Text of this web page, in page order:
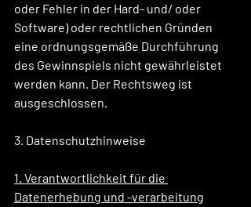
oder Fehler in der Hard- und/ oder
Software) oder rechtlichen Gründen
eine ordnungsgemäße Durchführung
des Gewinnspiels nicht gewährleistet
werden kann. Der Rechtsweg ist
ausgeschlossen.
3. Datenschutzhinweise
1. Verantwortlichkeit für die
Datenerhebung und -verarbeitung